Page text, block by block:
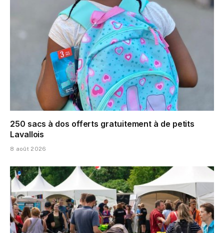
250 sacs à dos offerts gratuitement à de petits
Lavallois
8 août 2026